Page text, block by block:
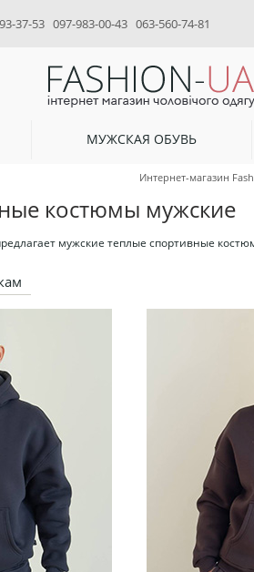
37-53 097-983-00-43 063-560-74-81
МУЖСКАЯ ОБУВЬ
Интернет-магазин
костюмы мужские
мужские теплые спортивные